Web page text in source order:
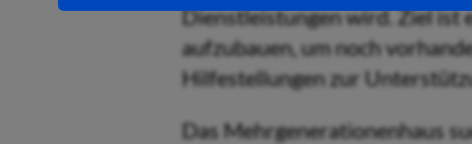
Dienstleistungen wird. Ziel ist
aufzubauen, um noch
Hilfestellungen zur
Das Mehrgenerationenhaus